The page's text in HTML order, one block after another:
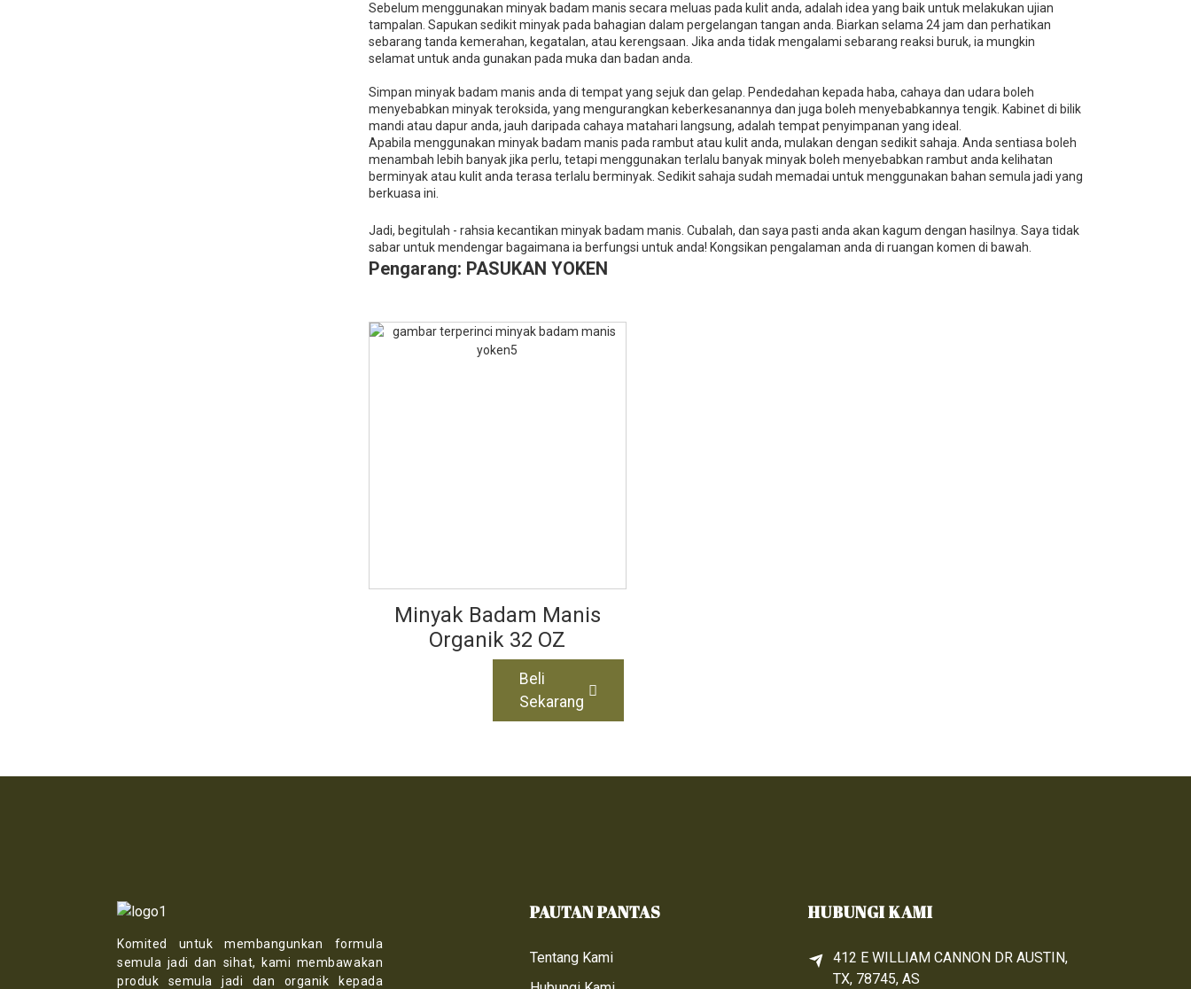
Sebelum menggunakan minyak badam manis secara meluas pada kulit anda, adalah idea yang baik untuk melakukan ujian
tampalan. Sapukan sedikit minyak pada bahagian dalam pergelangan tangan anda. Biarkan selama 24 jam dan perhatikan
sebarang tanda kemerahan, kegatalan, atau kerengsaan. Jika anda tidak mengalami sebarang reaksi buruk, ia mungkin
selamat untuk anda gunakan pada muka dan badan anda.
Simpan minyak badam manis anda di tempat yang sejuk dan gelap. Pendedahan kepada haba, cahaya dan udara boleh
menyebabkan minyak teroksida, yang mengurangkan keberkesanannya dan juga boleh menyebabkannya tengik. Kabinet di bilik
mandi atau dapur anda, jauh daripada cahaya matahari langsung, adalah tempat penyimpanan yang ideal.
Apabila menggunakan minyak badam manis pada rambut atau kulit anda, mulakan dengan sedikit sahaja. Anda sentiasa boleh
menambah lebih banyak jika perlu, tetapi menggunakan terlalu banyak minyak boleh menyebabkan rambut anda kelihatan
berminyak atau kulit anda terasa terlalu berminyak. Sedikit sahaja sudah memadai untuk menggunakan bahan semula jadi yang
berkuasa ini.
Jadi, begitulah - rahsia kecantikan minyak badam manis. Cubalah, dan saya pasti anda akan kagum dengan hasilnya. Saya tidak
sabar untuk mendengar bagaimana ia berfungsi untuk anda! Kongsikan pengalaman anda di ruangan komen di bawah.
Pengarang: PASUKAN YOKEN
Minyak Badam Manis
Organik 32 OZ
Beli
Sekarang
Komited untuk membangunkan formula
semula jadi dan sihat, kami membawakan
produk semula jadi dan organik kepada
PAUTAN PANTAS
Tentang Kami
HUBUNGI KAMI
412 E WILLIAM CANNON DR AUSTIN,
TX, 78745, AS